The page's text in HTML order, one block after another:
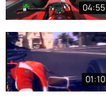
04:55
01:10